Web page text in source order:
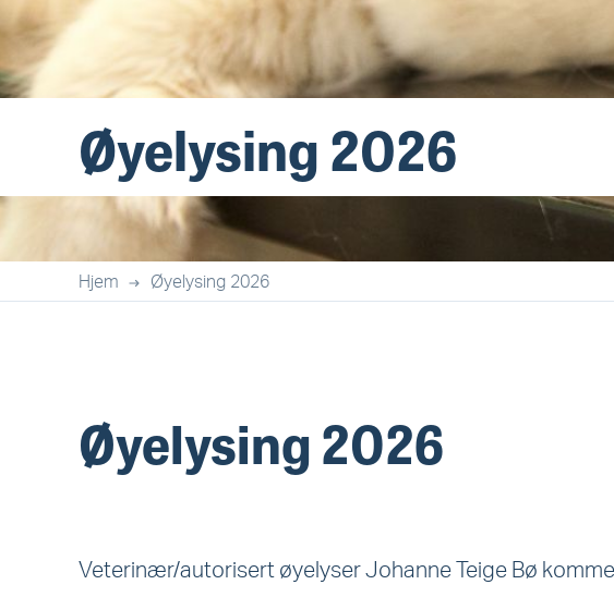
Øyelysing 2026
Hjem Øyelysing 2026
Øyelysing 2026
Veterinær/autorisert øyelyser Johanne Teige Bø